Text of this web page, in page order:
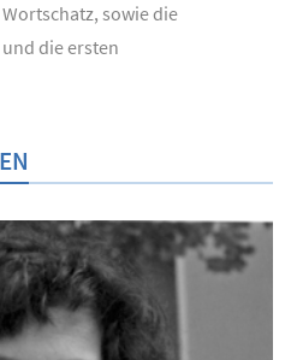
sowie die
die ersten